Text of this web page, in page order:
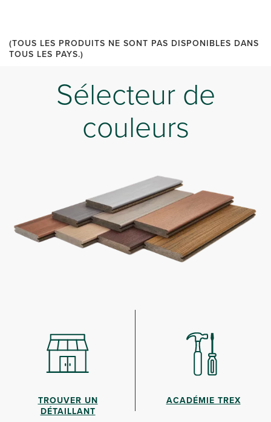
(TOUS LES PRODUITS NE SONT PAS DISPONIBLES DANS
TOUS LES PAYS.)
Sélecteur de
couleurs
TROUVER UN
DÉTAILLANT
ACADÉMIE TREX